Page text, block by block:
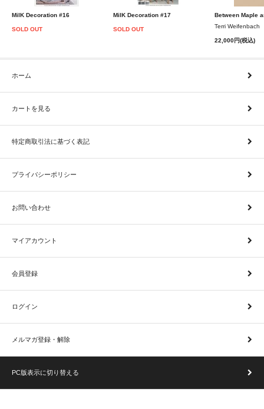
MilK Decoration #16
SOLD OUT
MilK Decoration #17
SOLD OUT
Between Maple
Terri Weifenbach
22,000円(税込)
ホーム
カートを見る
特定商取引法に基づく表記
プライバシーポリシー
お問い合わせ
マイアカウント
会員登録
ログイン
メルマガ登録・解除
PC版表示に切り替える